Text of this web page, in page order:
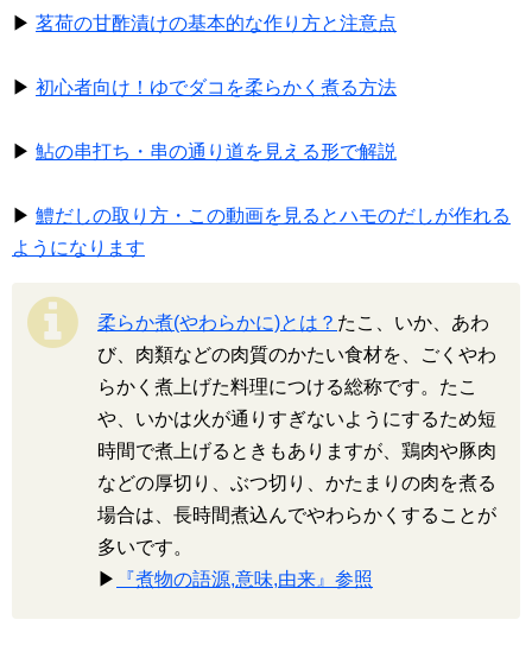
▶ 茗荷の甘酢漬けの基本的な作り方と注意点
▶ 初心者向け！ゆでダコを柔らかく煮る方法
▶ 鮎の串打ち・串の通り道を見える形で解説
▶ 鱧だしの取り方・この動画を見るとハモのだしが作れる
ようになります
柔らか煮(やわらかに)とは？ たこ、いか、あわ
び、肉類などの肉質のかたい食材を、ごくやわ
らかく煮上げた料理につける総称です。たこ
や、いかは火が通りすぎないようにするため短
時間で煮上げるときもありますが、鶏肉や豚肉
などの厚切り、ぶつ切り、かたまりの肉を煮る
場合は、長時間煮込んでやわらかくすることが
多いです。
▶
『煮物の語源,意味,由来』参照